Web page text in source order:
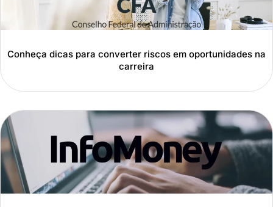
Conheça dicas para converter riscos em oportunidades na
carreira